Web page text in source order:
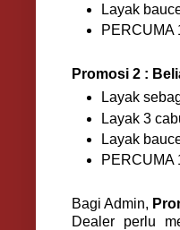
Layak
PERCUMA
Promosi 2 :
Layak
Layak 3
Layak
PERCUMA
Bagi Admin,
Dealer perlu